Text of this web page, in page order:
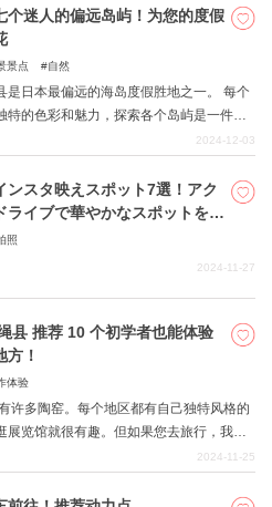
个迷人的偏远岛屿！为您的度假
景点 自然
是日本最偏远的海岛度假胜地之一。 每个
特的色彩和魅力，探索各个岛屿是一件非
请带着冲绳县特有的开放心态，在各岛屿
些岛屿。
2024-12-03
ンスタ映えスポット7選！アク
ライブで華やかなスポットを巡
照
2024-11-27
县 推荐 10 个初学者也能体验
方！
体验
许多陶窑。每个地区都有自己独特风格的
展览馆就很有趣。但如果您去旅行，我们
制作陶器。无论是雨季还是炎热的夏天，
行中难忘的一部分。
2024-11-25